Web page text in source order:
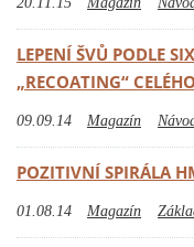
LEPENÍ ŠVŮ PODLE
„RECOATING“
09.09.14 Magazín
POZITIVNÍ SPIRÁLA
01.08.14 Magazín